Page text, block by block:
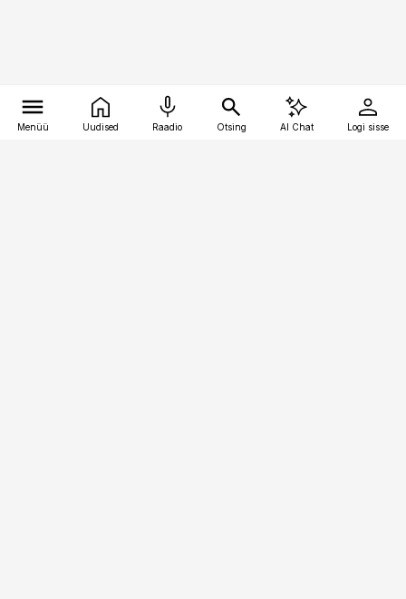
Menüü Uudised Raadio Otsing AI Chat Logi sisse